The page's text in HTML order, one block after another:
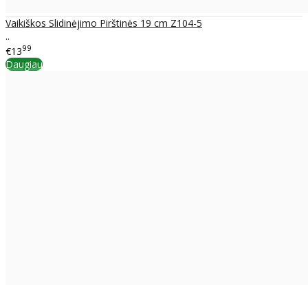
Vaikiškos Slidinėjimo Pirštinės 19 cm Z104-5
..
€1399
Daugiau